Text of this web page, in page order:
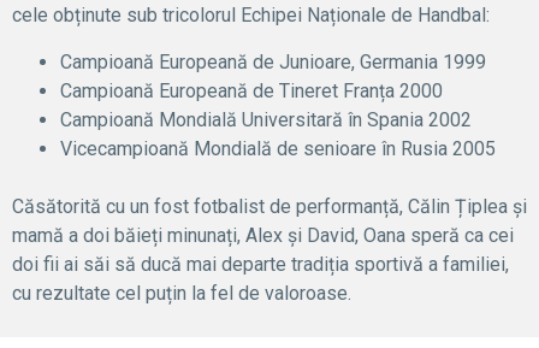
cele obținute sub tricolorul Echipei Naționale de Handbal:
Campioană Europeană de Junioare, Germania 1999
Campioană Europeană de Tineret Franța 2000
Campioană Mondială Universitară în Spania 2002
Vicecampioană Mondială de senioare în Rusia 2005
Căsătorită cu un fost fotbalist de performanță, Călin Țiplea și
mamă a doi băieți minunați, Alex și David, Oana speră ca cei
doi fii ai săi să ducă mai departe tradiția sportivă a familiei,
cu rezultate cel puțin la fel de valoroase.